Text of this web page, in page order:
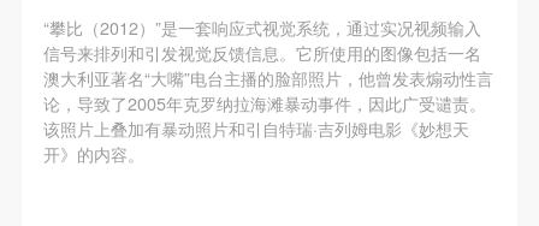
“攀比（2012）”是一套响应式视觉系统，通过实况视频输入
信号来排列和引发视觉反馈信息。它所使用的图像包括一名
澳大利亚著名“大嘴”电台主播的脸部照片，他曾发表煽动性言
论，导致了2005年克罗纳拉海滩暴动事件，因此广受谴责。
该照片上叠加有暴动照片和引自特瑞·吉列姆电影《妙想天
开》的内容。